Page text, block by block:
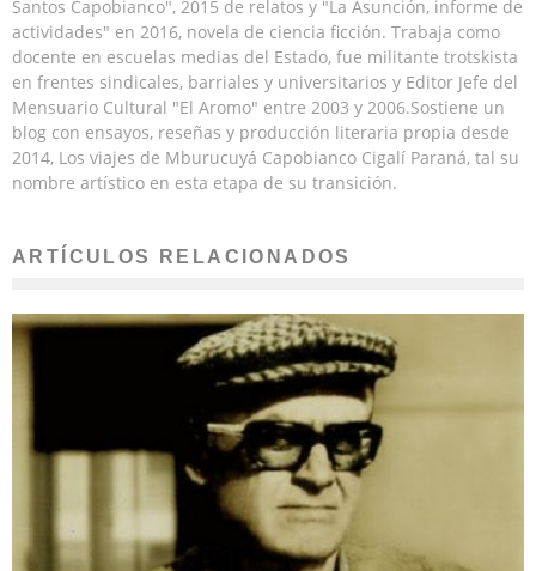
Santos Capobianco", 2015 de relatos y "La Asunción, informe de
actividades" en 2016, novela de ciencia ficción. Trabaja como
docente en escuelas medias del Estado, fue militante trotskista
en frentes sindicales, barriales y universitarios y Editor Jefe del
Mensuario Cultural "El Aromo" entre 2003 y 2006.Sostiene un
blog con ensayos, reseñas y producción literaria propia desde
2014, Los viajes de Mburucuyá Capobianco Cigalí Paraná, tal su
nombre artístico en esta etapa de su transición.
ARTÍCULOS RELACIONADOS